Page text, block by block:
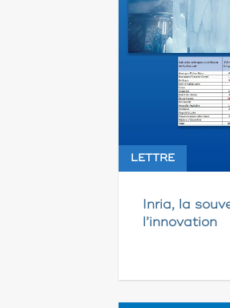
LETTRE
Inria, la
l’innovation